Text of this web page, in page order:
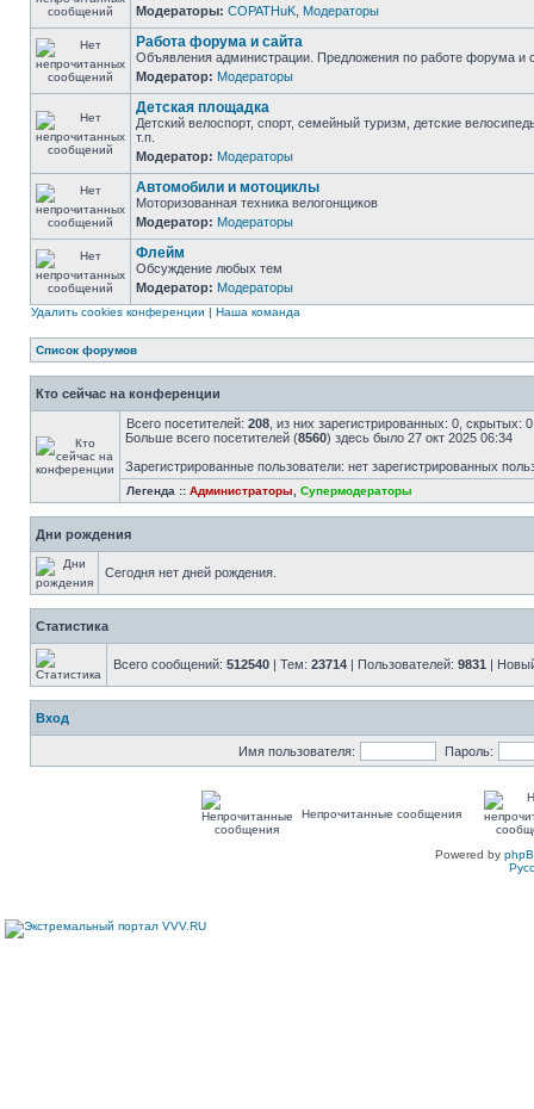
Модераторы: COPATHuK Модераторы
Работа форума и сайта
Объявления администрации. Предложения по работе форума и
Модератор: Модераторы
Детская площадка
Детский велоспорт, спорт, семейный туризм, детские
т.п.
Модератор: Модераторы
Автомобили и мотоциклы
Моторизованная техника велогонщиков
Модератор: Модераторы
Флейм
Обсуждение любых тем
Модератор: Модераторы
Удалить cookies конференции | Наша команда
Список форумов
Кто сейчас на конференции
Всего посетителей: 208 , из них зарегистрированных: 0, скрытых:
Больше всего посетителей (8560) здесь было 27 окт 2025 06:34
Зарегистрированные пользователи: нет зарегистрированных
Легенда :: Администраторы Супермодераторы
Дни рождения
Сегодня нет дней рождения.
Статистика
Всего сообщений: 512540 | Тем: 23714 | Пользователей: 9831 |
Вход
Имя пользователя: Пароль:
Непрочитанные сообщения
Powered by